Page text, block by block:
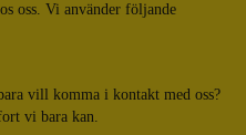
oss. Vi använder följande
vill komma i kontakt med oss?
vi bara kan.